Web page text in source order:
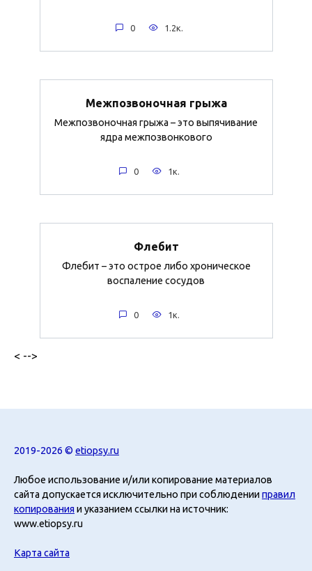
0 1.2к.
Межпозвоночная грыжа
Межпозвоночная грыжа – это выпячивание
ядра межпозвонкового
0 1к.
Флебит
Флебит – это острое либо хроническое
воспаление сосудов
0 1к.
< -->
2019-2026 © etiopsy.ru
Любое использование и/или копирование материалов
сайта допускается исключительно при соблюденииправил
копирования и указанием ссылки на источник:
www.etiopsy.ru
Карта сайта